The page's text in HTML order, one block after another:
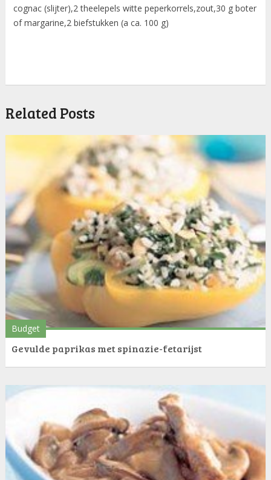
cognac (slijter),2 theelepels witte peperkorrels,zout,30 g boter
of margarine,2 biefstukken (a ca. 100 g)
Related Posts
Budget
Gevulde paprikas met spinazie-fetarijst